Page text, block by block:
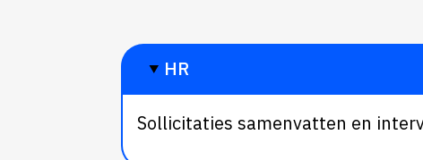
HR
Sollicitaties samenvatten en